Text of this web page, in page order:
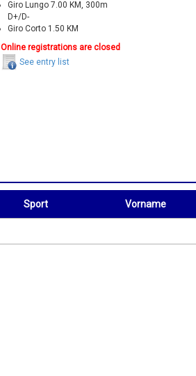
Giro Lungo 7.00 KM, 300m
D+/D-
Giro Corto 1.50 KM
Online registrations are closed
See entry list
Sport Vorname